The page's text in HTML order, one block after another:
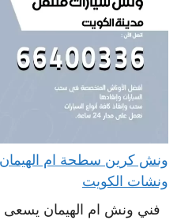
ونشات الكويت
فني ونش ام الهيمان يسعى